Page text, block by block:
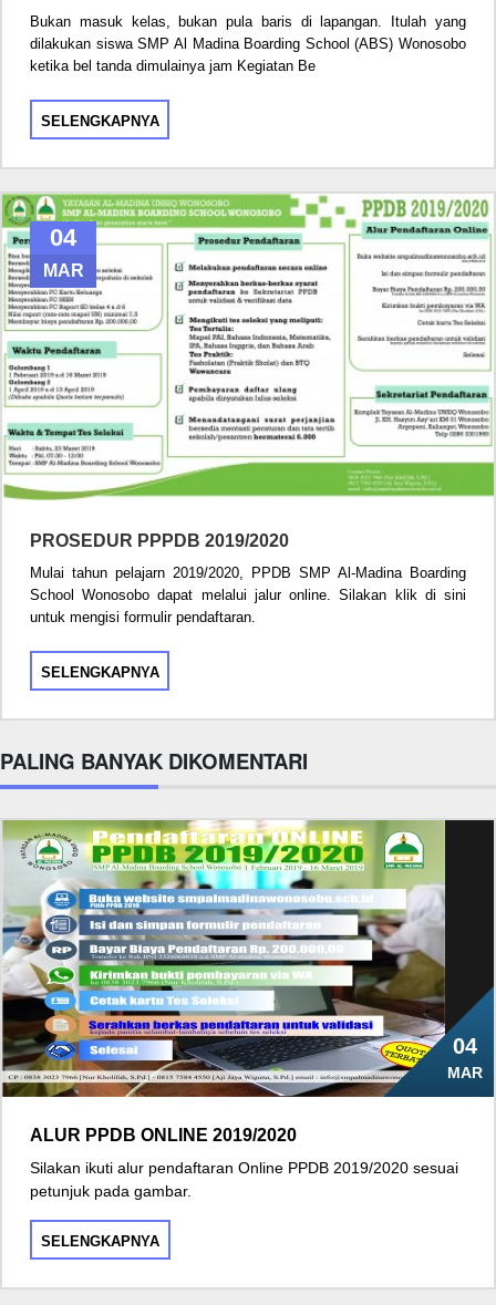
Bukan masuk kelas, bukan pula baris di lapangan. Itulah yang
dilakukan siswa SMP Al Madina Boarding School (ABS) Wonosobo
ketika bel tanda dimulainya jam Kegiatan Be
SELENGKAPNYA
04
MAR
PROSEDUR PPPDB 2019/2020
Mulai tahun pelajarn 2019/2020, PPDB SMP Al-Madina Boarding
School Wonosobo dapat melalui jalur online. Silakan klik di sini
untuk mengisi formulir pendaftaran.
SELENGKAPNYA
PALING BANYAK DIKOMENTARI
04
MAR
ALUR PPDB ONLINE 2019/2020
Silakan ikuti alur pendaftaran Online PPDB 2019/2020 sesuai
petunjuk pada gambar.
SELENGKAPNYA